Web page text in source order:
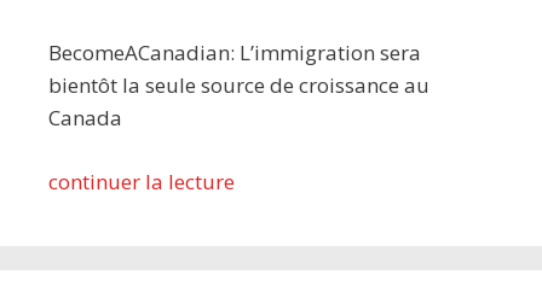
BecomeACanadian: L’immigration sera
bientôt la seule source de croissance au
Canada
continuer la lecture